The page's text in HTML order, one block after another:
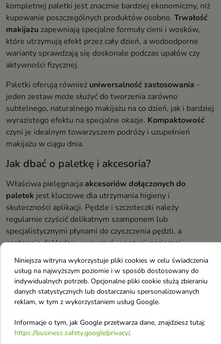
kompletnej paletki jest znacznie bardziej ekonomiczny, niż
kupowanie poszczególnych produktów osobno. Trwałość
makijażu zapewniają specjalne formuły cieni i wosków,
które utrzymują efekt przez cały dzień, a wodoodporne
warianty sprawdzają się doskonale podczas upałów czy
aktywności fizycznej.
Paletki oferują również uniwersalność zastosowania -
jeden zestaw może służyć do tworzenia zarówno
subtelnego, naturalnego makijażu na co dzień, jak i bardziej
wyrazistego efektu na specjalne okazje. Kompaktowość
czyni je idealnym towarzyszem podróży i uzupełnień
makijażu w ciągu dnia.
Jak dbać o paletkę i akcesoria?
Właściwa pielęgnacjaakcesoriów dołączonych do
paletek jest kluczowe dla utrzymania higieny i
skuteczności aplikacji. Pędzle i szczoteczki należy
regularnie czyścić delikatnym szamponem lub
specjalistycznymi płynami do czyszczenia pędzli, a
następnie dokładnie wysuszyć w pozycji poziomej.
Samecienie i woskiwymagają przechowywania w suchym,
chłodnym miejscu, z dala od bezpośredniego światła
słonecznego. Paletka powinna być zawsze szczelnie
zamknięta po użyciu, aby zapobiec wysychaniu produktów.
palet przedłuża ich żywotność i zapewnia higieniczne
użytkowanie.
Niniejsza witryna wykorzystuje pliki cookies w celu świadczenia
usług na najwyższym poziomie i w sposób dostosowany do
indywidualnych potrzeb. Opcjonalne pliki cookie służą zbieraniu
danych statystycznych lub dostarczaniu spersonalizowanych
reklam, w tym z wykorzystaniem usług Google.
Informacje o tym, jak Google przetwarza dane, znajdziesz tutaj:
https://business.safety.google/privacy/.